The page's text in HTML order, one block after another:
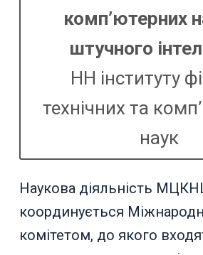
комп’ютерних
штучного
НН інституту
технічних та
наук
Наукова діяльність
координується
комітетом, до якого